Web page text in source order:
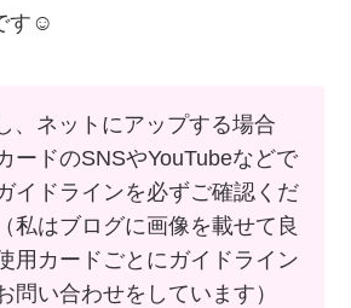
す☺️
、ネットにアップする場合
ードのSNSやYouTubeなどで
イドラインを必ずご確認くだ
私はブログに画像を載せて良
用カードごとにガイドライン
問い合わせをしています）